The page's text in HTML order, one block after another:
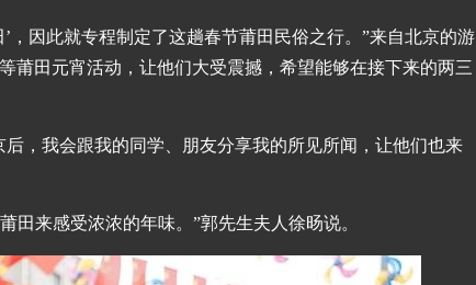
，因此就专程制定了这趟春节莆田民俗之行。”来自北京的游
莆田元宵活动，让他们大受震撼，希望能够在接下来的两三
，我会跟我的同学、朋友分享我的所见所闻，让他们也来
田来感受浓浓的年味。”郭先生夫人徐旸说。